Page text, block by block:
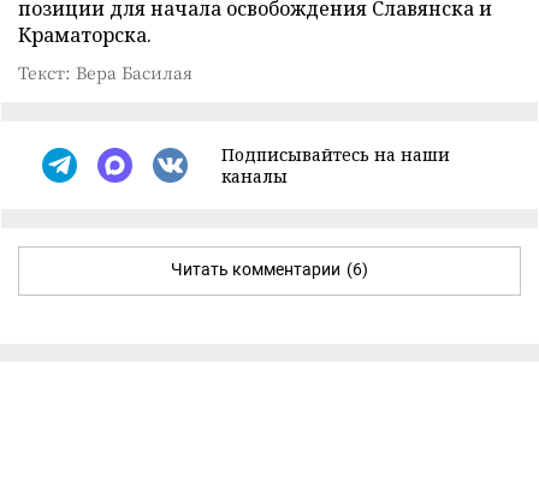
позиции для начала освобождения Славянска и
Краматорска.
Текст: Вера Басилая
Подписывайтесь на наши
каналы
Читать комментарии (6)